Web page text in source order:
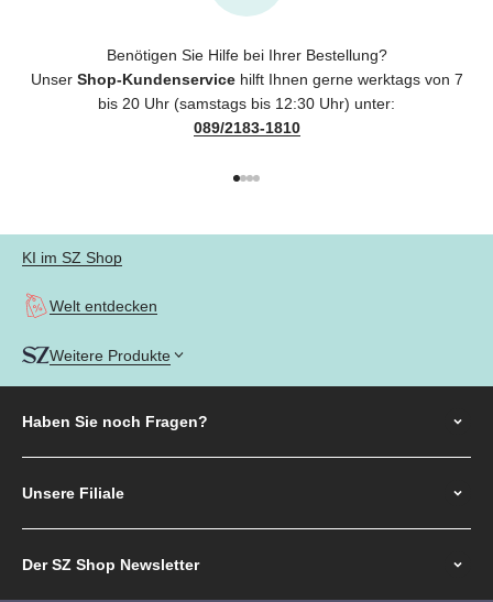
Benötigen Sie Hilfe bei Ihrer Bestellung?
Unser Shop-Kundenservicehilft Ihnen gerne werktags von 7
bis 20 Uhr (samstags bis 12:30 Uhr) unter:
089/2183-1810
KI im SZ Shop
Welt entdecken
Weitere Produkte
Haben Sie noch Fragen?
Unsere Filiale
Der SZ Shop Newsletter